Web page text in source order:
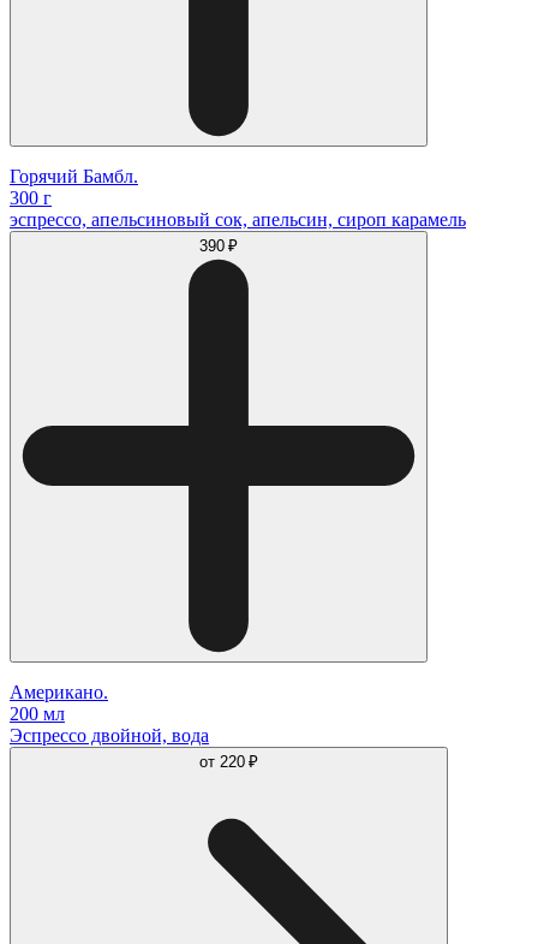
Горячий Бамбл.
300 г
эспрессо, апельсиновый сок, апельсин, сироп карамель
390 ₽
Американо.
200 мл
Эспрессо двойной, вода
от 220 ₽